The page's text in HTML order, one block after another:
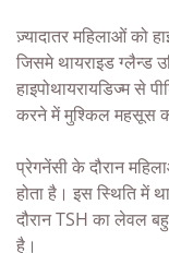
ज़्यादातर महिलाओं को
जिसमे थायराइड ग्लैन्ड
हाइपोथायरायडिज्म से
करने में मुश्किल महसूस
प्रेगनेंसी के दौरान
होता है। इस स्थिति में
दौरान TSH का लेवल
है।